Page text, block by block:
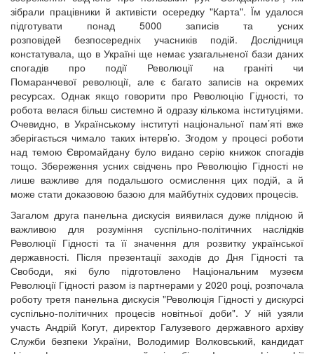
зібрали працівники й активісти осередку "Карта". Їм удалося
підготувати понад 5000 записів та усних
розповідей безпосередніх учасників подій. Дослідниця
констатувала, що в Україні ще немає узагальненої бази даних
спогадів про події Революції на граніті чи
Помаранчевої революції, але є багато записів на окремих
ресурсах. Однак якщо говорити про Революцію Гідності, то
робота велася більш системно й одразу кількома інституціями.
Очевидно, в Українському інституті національної пам’яті вже
зберігається чимало таких інтерв’ю. Згодом у процесі роботи
над темою Євромайдану було видано серію книжок спогадів
тощо. Збереження усних свідчень про Революцію Гідності не
лише важливе для подальшого осмислення цих подій, а й
може стати доказовою базою для майбутніх судових процесів.
Загалом друга панельна дискусія виявилася дуже плідною й
важливою для розуміння суспільно-політичних наслідків
Революції Гідності та її значення для розвитку української
державності. Після презентації заходів до Дня Гідності та
Свободи, які було підготовлено Національним музеєм
Революції Гідності разом із партнерами у 2020 році, розпочала
роботу третя панельна дискусія "Революція Гідності у дискурсі
суспільно-політичних процесів новітньої доби". У ній узяли
участь Андрій Когут, директор Галузевого державного архіву
Служби безпеки України, Володимир Волковський, кандидат